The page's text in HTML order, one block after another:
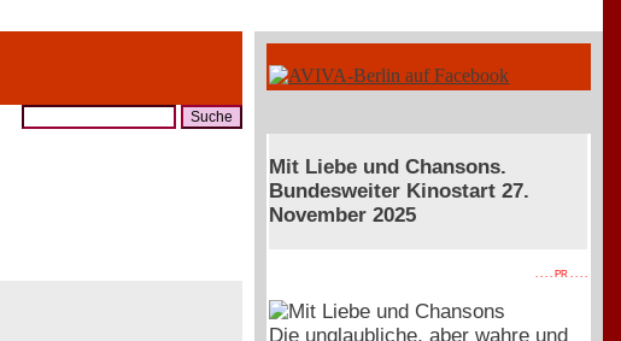
Mit Liebe und Chansons.
Bundesweiter Kinostart 27.
November 2025
. . . . PR . . . .
Die unglaubliche, aber wahre und